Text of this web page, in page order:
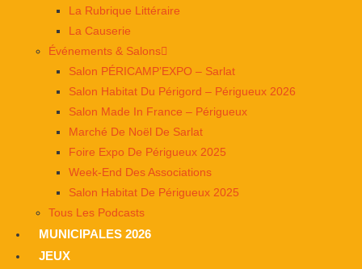
La Rubrique Littéraire
La Causerie
Événements & Salons
Salon PÉRICAMP’EXPO – Sarlat
Salon Habitat Du Périgord – Périgueux 2026
Salon Made In France – Périgueux
Marché De Noël De Sarlat
Foire Expo De Périgueux 2025
Week-End Des Associations
Salon Habitat De Périgueux 2025
Tous Les Podcasts
MUNICIPALES 2026
JEUX